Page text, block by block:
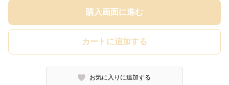
購入画面に進む
カートに追加する
お気に入りに追加する